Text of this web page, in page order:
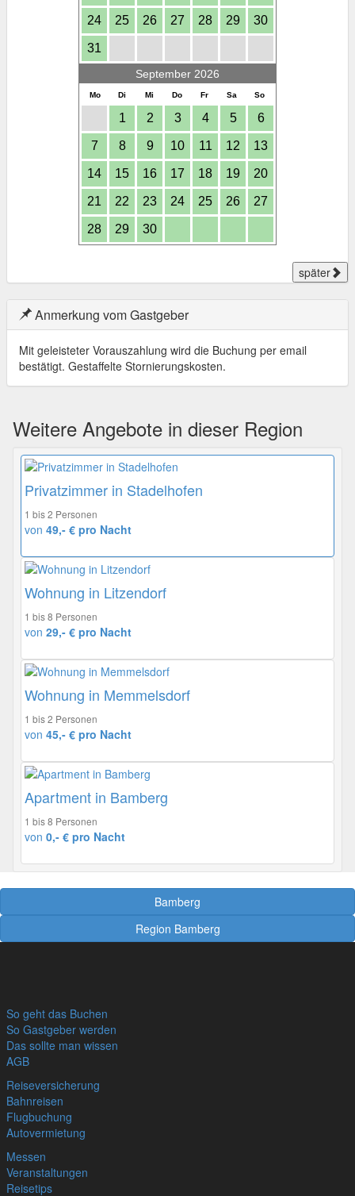
24 25 26 27 28 29 30
31
September 2026
Mo Di Mi Do Fr Sa So
1 2 3 4 5 6
7 8 9 10 11 12 13
14 15 16 17 18 19 20
21 22 23 24 25 26 27
28 29 30
später
Anmerkung vom Gastgeber
Mit geleisteter Vorauszahlung wird die Buchung per email
bestätigt. Gestaffelte Stornierungskosten.
Weitere Angebote in dieser Region
Privatzimmer in Stadelhofen
1 bis 2 Personen
von 49,- € pro Nacht
Wohnung in Litzendorf
1 bis 8 Personen
von 29,- € pro Nacht
Wohnung in Memmelsdorf
1 bis 2 Personen
von 45,- € pro Nacht
Apartment in Bamberg
1 bis 8 Personen
von 0,- € pro Nacht
Bamberg
Region Bamberg
So geht das Buchen
So Gastgeber werden
Das sollte man wissen
AGB
Reiseversicherung
Bahnreisen
Flugbuchung
Autovermietung
Messen
Veranstaltungen
Reisetips